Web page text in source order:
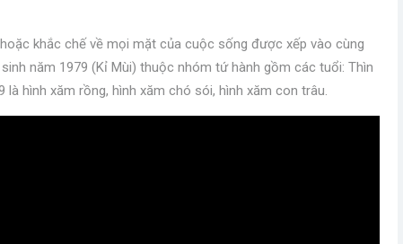
khắc chế về mọi mặt của cuộc sống được xếp vào cùng
năm 1979 (Kỉ Mùi) thuộc nhóm tứ hành gồm các tuổi: Thìn
hình xăm rồng, hình xăm chó sói, hình xăm con trâu.